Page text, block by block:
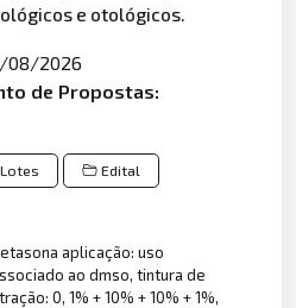
e otológicos.
08/2026
de Propostas:
Lotes Edital
aplicação: uso
ao dmso, tintura de
0, 1% + 10% + 10% + 1%,